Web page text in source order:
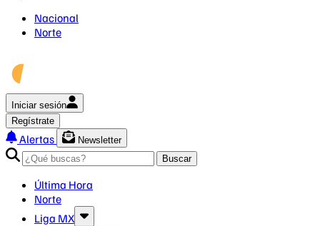
Nacional
Norte
Iniciar sesión
Regístrate
Alertas
Newsletter
Buscar
Última Hora
Norte
Liga MX